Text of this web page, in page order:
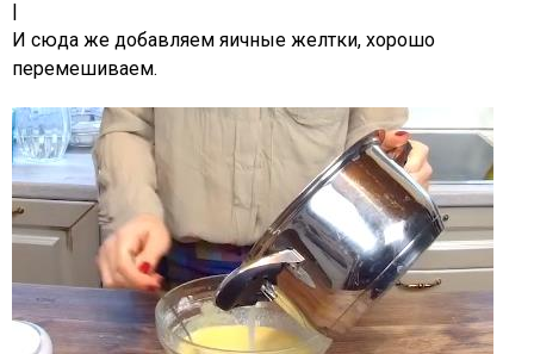
|
И сюда же добавляем яичные желтки, хорошо
перемешиваем.